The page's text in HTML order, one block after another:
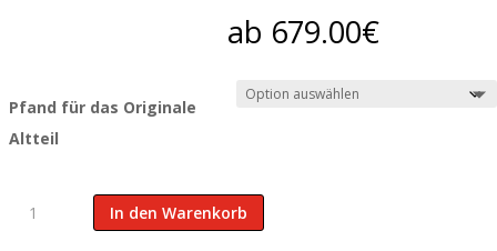
ab 679.00€
Pfand für das Originale
Altteil
BorgWarner
In den Warenkorb